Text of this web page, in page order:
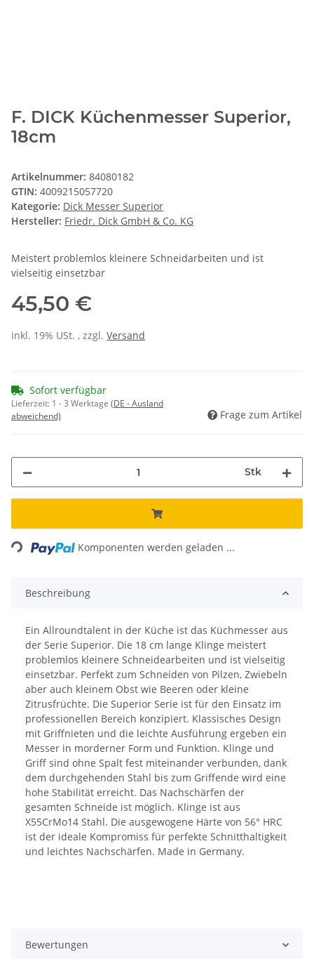
F. DICK Küchenmesser Superior,
18cm
Artikelnummer: 84080182
GTIN: 4009215057720
Kategorie: Dick Messer Superior
Hersteller: Friedr. Dick GmbH & Co. KG
Meistert problemlos kleinere Schneidarbeiten und ist
vielseitig einsetzbar
45,50 €
inkl. 19% USt. , zzgl. Versand
Sofort verfügbar
Lieferzeit: 1 - 3 Werktage (DE - Ausland
abweichend)
Frage zum Artikel
Stk
Komponenten werden geladen ...
Beschreibung
Ein Allroundtalent in der Küche ist das Küchmesser aus
der Serie Superior. Die 18 cm lange Klinge meistert
problemlos kleinere Schneidearbeiten und ist vielseitig
einsetzbar. Perfekt zum Schneiden von Pilzen, Zwiebeln
aber auch kleinem Obst wie Beeren oder kleine
Zitrusfrüchte. Die Superior Serie ist für den Einsatz im
professionellen Bereich konzipiert. Klassisches Design
mit Griffnieten und die leichte Ausführung ergeben ein
Messer in morderner Form und Funktion. Klinge und
Griff sind ohne Spalt fest miteinander verbunden, dank
dem durchgehenden Stahl bis zum Griffende wird eine
hohe Stabilität erreicht. Das Nachschärfen der
gesamten Schneide ist möglich. Klinge ist aus
X55CrMo14 Stahl. Die ausgewogene Härte von 56° HRC
ist der ideale Kompromiss für perfekte Schnitthaltigkeit
und leichtes Nachschärfen. Made in Germany.
Bewertungen